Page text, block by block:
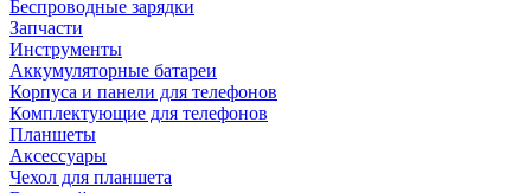
Беспроводные зарядки
Запчасти
Инструменты
Аккумуляторные батареи
Корпуса и панели для телефонов
Комплектующие для телефонов
Планшеты
Аксессуары
Чехол для планшета